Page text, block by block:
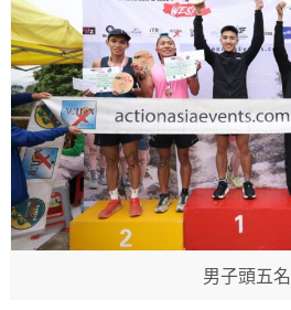
男子頭五名